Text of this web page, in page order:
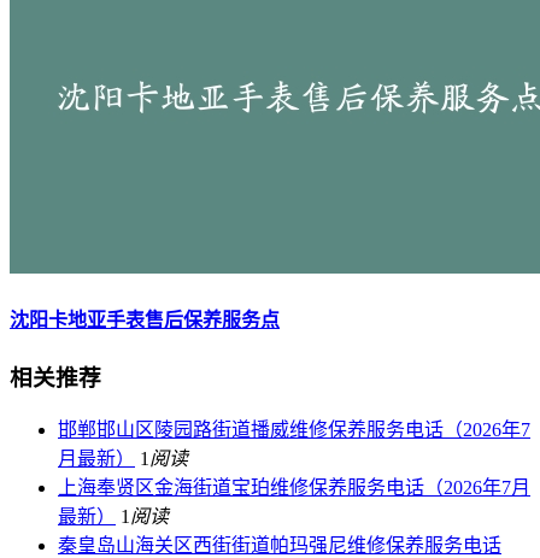
沈阳卡地亚手表售后保养服务点
相关推荐
邯郸邯山区陵园路街道播威维修保养服务电话（2026年7
月最新）
1 阅读
上海奉贤区金海街道宝珀维修保养服务电话（2026年7月
最新）
1 阅读
秦皇岛山海关区西街街道帕玛强尼维修保养服务电话